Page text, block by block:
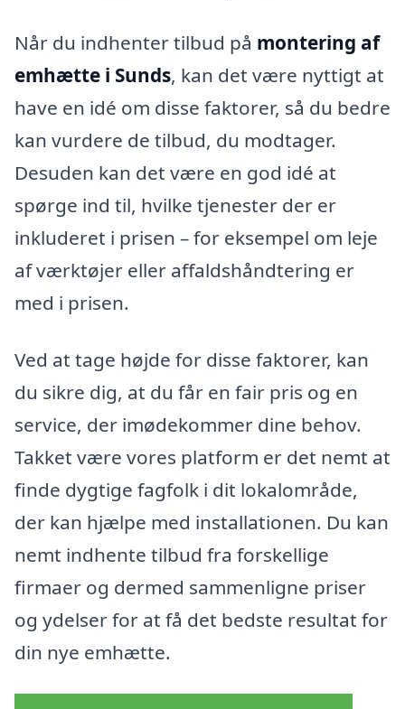
Når du indhenter tilbud på montering af
emhætte i Sunds, kan det være nyttigt at
have en idé om disse faktorer, så du bedre
kan vurdere de tilbud, du modtager.
Desuden kan det være en god idé at
spørge ind til, hvilke tjenester der er
inkluderet i prisen – for eksempel om leje
af værktøjer eller affaldshåndtering er
med i prisen.
Ved at tage højde for disse faktorer, kan
du sikre dig, at du får en fair pris og en
service, der imødekommer dine behov.
Takket være vores platform er det nemt at
finde dygtige fagfolk i dit lokalområde,
der kan hjælpe med installationen. Du kan
nemt indhente tilbud fra forskellige
firmaer og dermed sammenligne priser
og ydelser for at få det bedste resultat for
din nye emhætte.